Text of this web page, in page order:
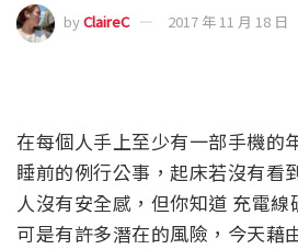
byClaireC 2017 年 11 月 18 日
在每個人手上至少有一部手機的
睡前的例行公事，起床若沒有看
人沒有安全感，但你知道 充電
可是有許多潛在的風險，今天藉